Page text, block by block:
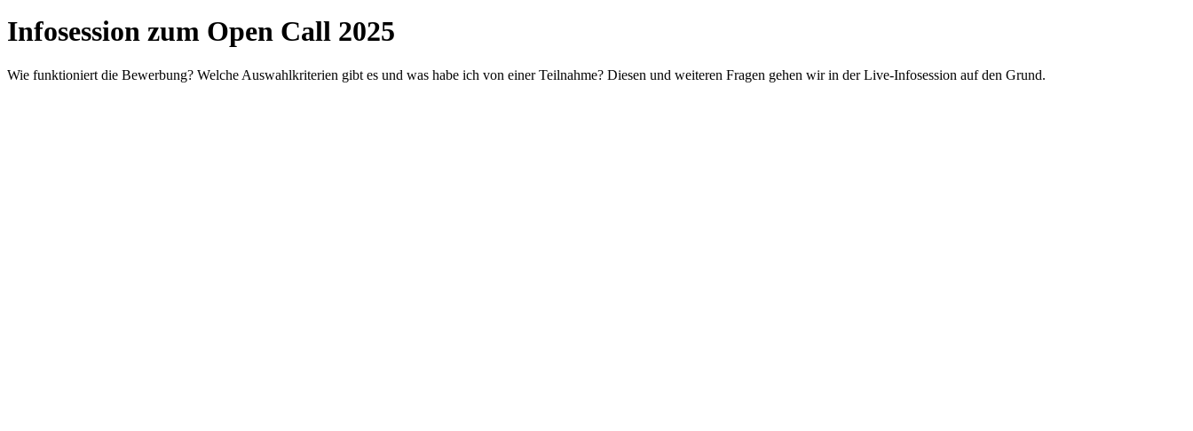
Infosession zum Open Call 2025
Wie funktioniert die Bewerbung? Welche Auswahlkriterien gibt es und was habe ich von einer Teilnahme? Diesen und weiteren Fragen gehen wir in der Live-Infosession auf den Grund.